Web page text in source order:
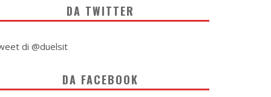
DA TWITTER
di @duelsit
DA FACEBOOK